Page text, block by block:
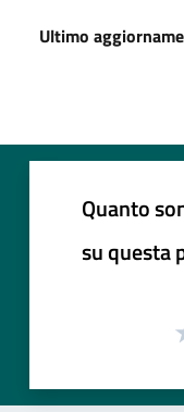
Ultimo
Quanto
su questa